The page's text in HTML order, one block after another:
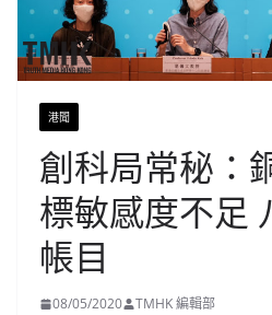
港聞
創科局常秘：
標敏感度不足
帳目
08/05/2020 TMHK 編輯部